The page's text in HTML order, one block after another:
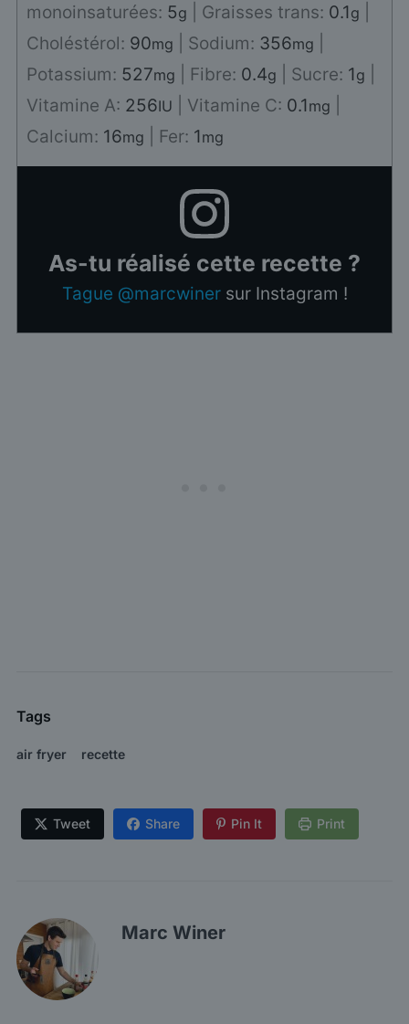
monoinsaturées: 5g Graisses trans: 0.1g
Choléstérol: 90mg Sodium: 356mg
Potassium: 527mg Fibre: 0.4g Sucre: 1g
Vitamine A: 256IU Vitamine C: 0.1mg
Calcium: 16mg Fer: 1mg
As-tu réalisé cette recette ?
Tague @marcwinersur Instagram !
Tags
air fryer recette
Tweet Share Pin It Print
Marc Winer